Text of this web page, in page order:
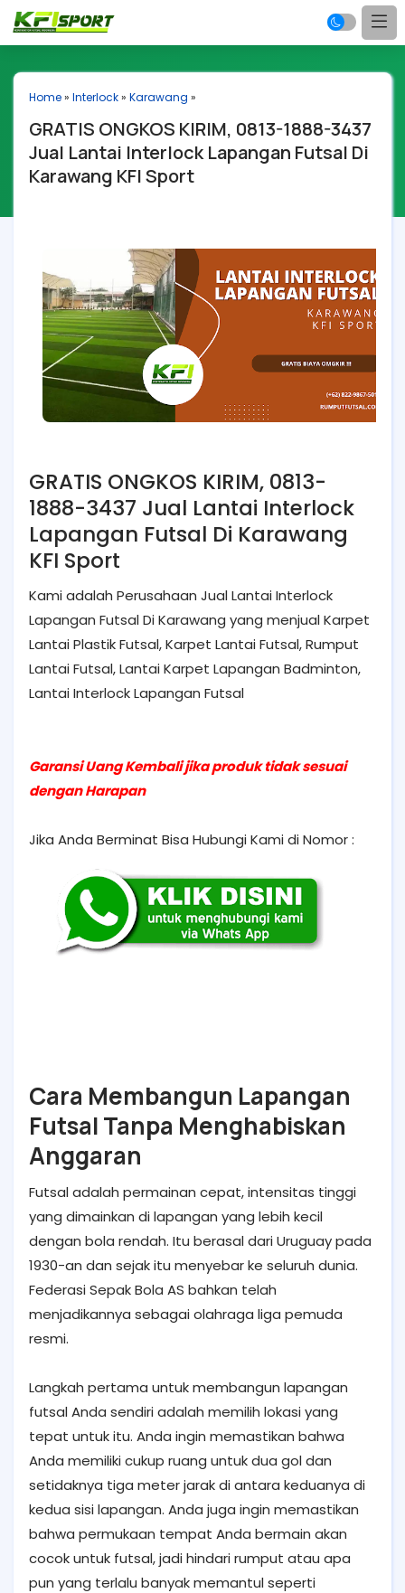
Home» Interlock» Karawang »
GRATIS ONGKOS KIRIM, 0813-1888-3437
Jual Lantai Interlock Lapangan Futsal Di
Karawang KFI Sport
GRATIS ONGKOS KIRIM, 0813-
1888-3437 Jual Lantai Interlock
Lapangan Futsal Di Karawang
KFI Sport
Kami adalah Perusahaan Jual Lantai Interlock
Lapangan Futsal Di Karawang yang menjual Karpet
Lantai Plastik Futsal, Karpet Lantai Futsal, Rumput
Lantai Futsal, Lantai Karpet Lapangan Badminton,
Lantai Interlock Lapangan Futsal
Garansi Uang Kembali jika produk tidak sesuai
dengan Harapan
Jika Anda Berminat Bisa Hubungi Kami di Nomor :
Cara Membangun Lapangan
Futsal Tanpa Menghabiskan
Anggaran
Futsal adalah permainan cepat, intensitas tinggi
yang dimainkan di lapangan yang lebih kecil
dengan bola rendah. Itu berasal dari Uruguay pada
1930-an dan sejak itu menyebar ke seluruh dunia.
Federasi Sepak Bola AS bahkan telah
menjadikannya sebagai olahraga liga pemuda
resmi.
Langkah pertama untuk membangun lapangan
futsal Anda sendiri adalah memilih lokasi yang
tepat untuk itu. Anda ingin memastikan bahwa
Anda memiliki cukup ruang untuk dua gol dan
setidaknya tiga meter jarak di antara keduanya di
kedua sisi lapangan. Anda juga ingin memastikan
bahwa permukaan tempat Anda bermain akan
cocok untuk futsal, jadi hindari rumput atau apa
pun yang terlalu banyak memantul seperti